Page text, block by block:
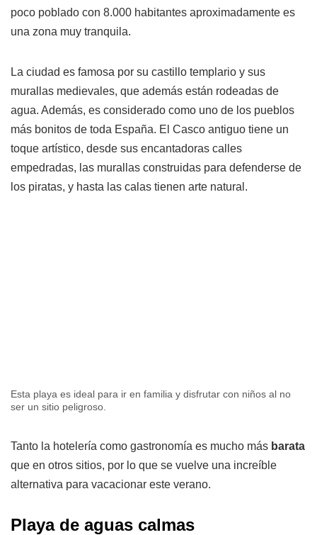
poco poblado con 8.000 habitantes aproximadamente es
una zona muy tranquila.
La ciudad es famosa por su castillo templario y sus
murallas medievales, que además están rodeadas de
agua. Además, es considerado como uno de los pueblos
más bonitos de toda España. El Casco antiguo tiene un
toque artístico, desde sus encantadoras calles
empedradas, las murallas construidas para defenderse de
los piratas, y hasta las calas tienen arte natural.
Esta playa es ideal para ir en familia y disfrutar con niños al no
ser un sitio peligroso.
Tanto la hotelería como gastronomía es mucho más barata
que en otros sitios, por lo que se vuelve una increíble
alternativa para vacacionar este verano.
Playa de aguas calmas